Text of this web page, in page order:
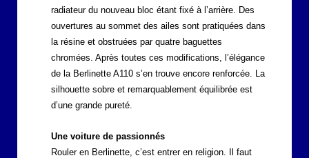
radiateur du nouveau bloc étant fixé à l’arrière. Des
ouvertures au sommet des ailes sont pratiquées dans
la résine et obstruées par quatre baguettes
chromées. Après toutes ces modifications, l’élégance
de la Berlinette A110 s’en trouve encore renforcée. La
silhouette sobre et remarquablement équilibrée est
d’une grande pureté.
Une voiture de passionnés
Rouler en Berlinette, c’est entrer en religion. Il faut